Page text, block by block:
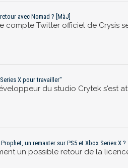
avec Nomad ? [MàJ]
compte Twitter officiel de Crysis
X pour travailler"
du studio Crytek s'est
un remaster sur PS5 et Xbox Series X ?
un possible retour de la